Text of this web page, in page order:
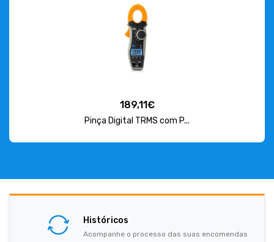
189,11€
Pinça Digital TRMS com P...
Históricos
Acompanhe o processo das suas encomendas